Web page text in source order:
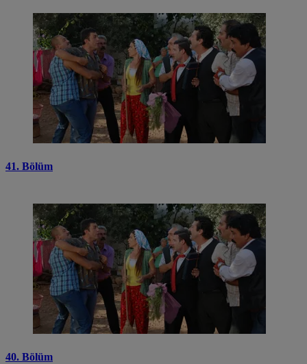
41. Bölüm
40. Bölüm